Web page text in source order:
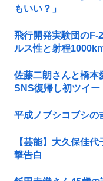
もいい？」
飛行開発実験団の
ルス性と射程
佐藤二朗さんと橋本
SNS復帰し初ツイー
平成ノブシコブシの
【芸能】大久保佳
撃告白